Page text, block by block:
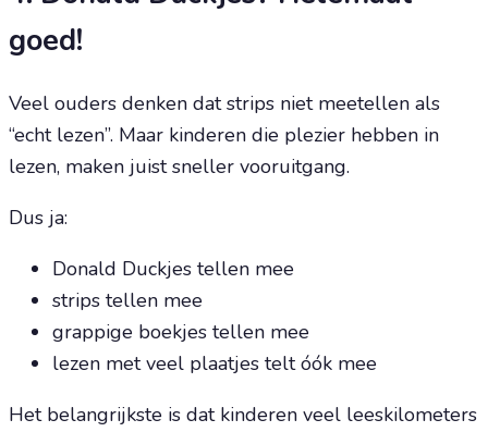
goed!
Veel ouders denken dat strips niet meetellen als
“echt lezen”. Maar kinderen die plezier hebben in
lezen, maken juist sneller vooruitgang.
Dus ja:
Donald Duckjes tellen mee
strips tellen mee
grappige boekjes tellen mee
lezen met veel plaatjes telt óók mee
Het belangrijkste is dat kinderen veel leeskilometers